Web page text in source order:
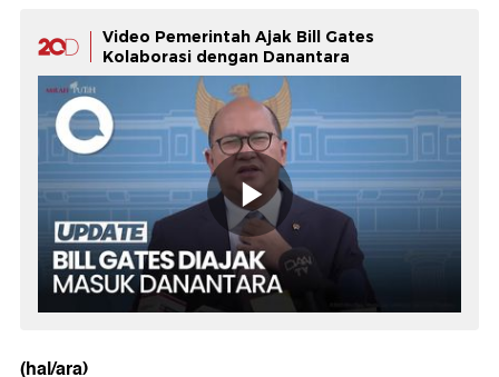
Video Pemerintah Ajak Bill Gates
Kolaborasi dengan Danantara
(hal/ara)